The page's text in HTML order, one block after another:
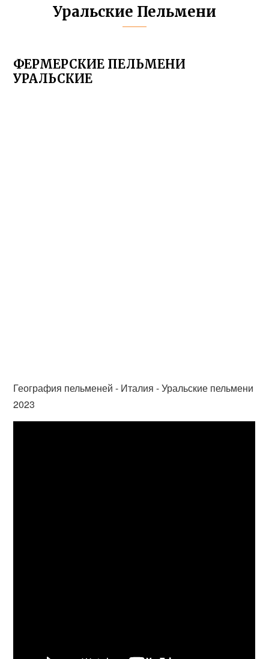
Уральские Пельмени
ФЕРМЕРСКИЕ ПЕЛЬМЕНИ
УРАЛЬСКИЕ
География пельменей - Италия - Уральские пельмени
2023